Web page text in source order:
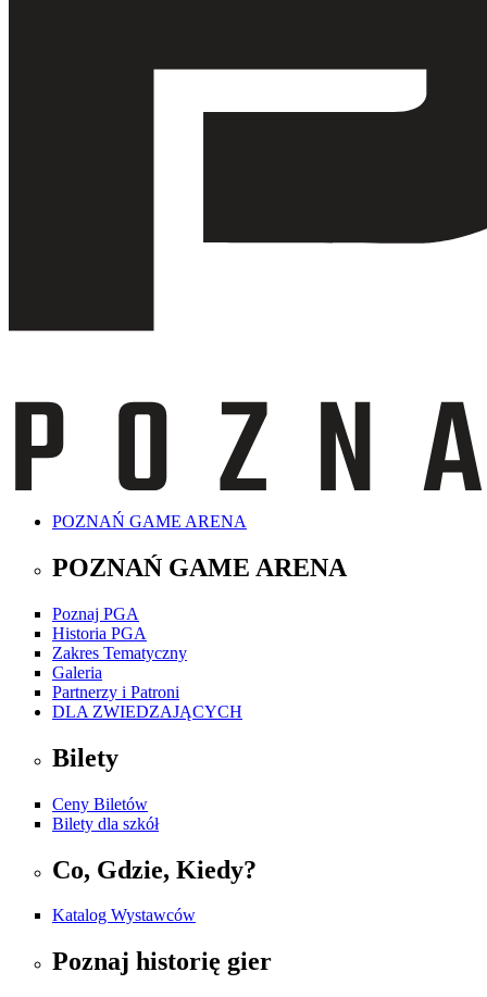
POZNAŃ GAME ARENA
POZNAŃ GAME ARENA
Poznaj PGA
Historia PGA
Zakres Tematyczny
Galeria
Partnerzy i Patroni
DLA ZWIEDZAJĄCYCH
Bilety
Ceny Biletów
Bilety dla szkół
Co, Gdzie, Kiedy?
Katalog Wystawców
Poznaj historię gier